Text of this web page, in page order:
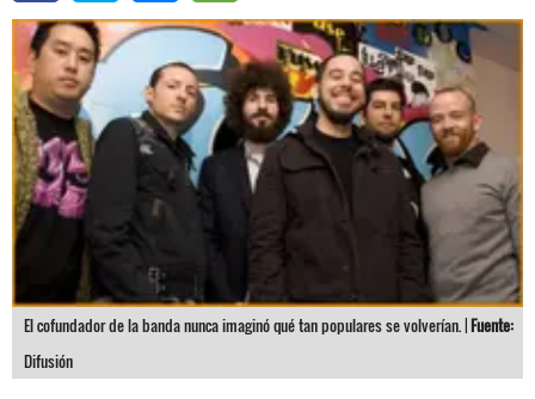
El cofundador de la banda nunca imaginó qué tan populares se volverían. |Fuente:
Difusión